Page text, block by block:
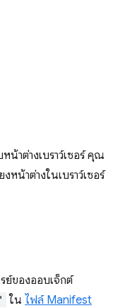
น้าต่างเบราว์เซอร์ คุณ
หน้าต่างในเบราว์เซอร์
รย์ของออบเจ็กต์
ใน ไฟล์ Manifest